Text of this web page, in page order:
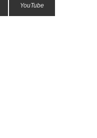
YouTube